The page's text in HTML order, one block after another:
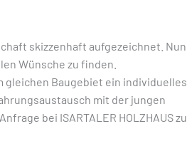
skizzenhaft aufgezeichnet. Nun
Wünsche zu finden.
gleichen Baugebiet ein individuelles
mit der jungen
bei ISARTALER HOLZHAUS zu